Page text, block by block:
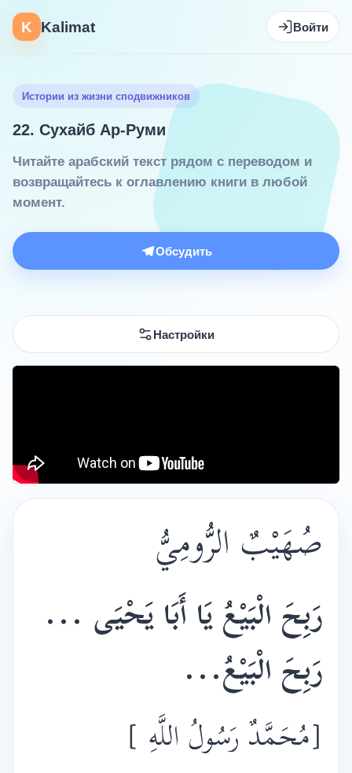
K Kalimat Войти
Истории из жизни сподвижников
22. Сухайб Ар-Руми
Читайте арабский текст рядом с переводом и
возвращайтесь к оглавлению книги в любой
момент.
Обсудить
Настройки
صُهَيْبٌ الرُّومِيُّ
رَبِحَ الْبَيْعُ يَا أَبَا يَحْيَى ...
رَبِحَ الْبَيْعُ...
[مُحَمَّدٌ رَسُولُ اللَّهِ ]